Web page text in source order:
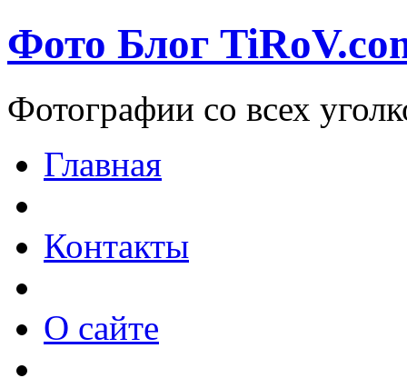
Фото Блог
Фотографии со всех
Главная
Контакты
О сайте